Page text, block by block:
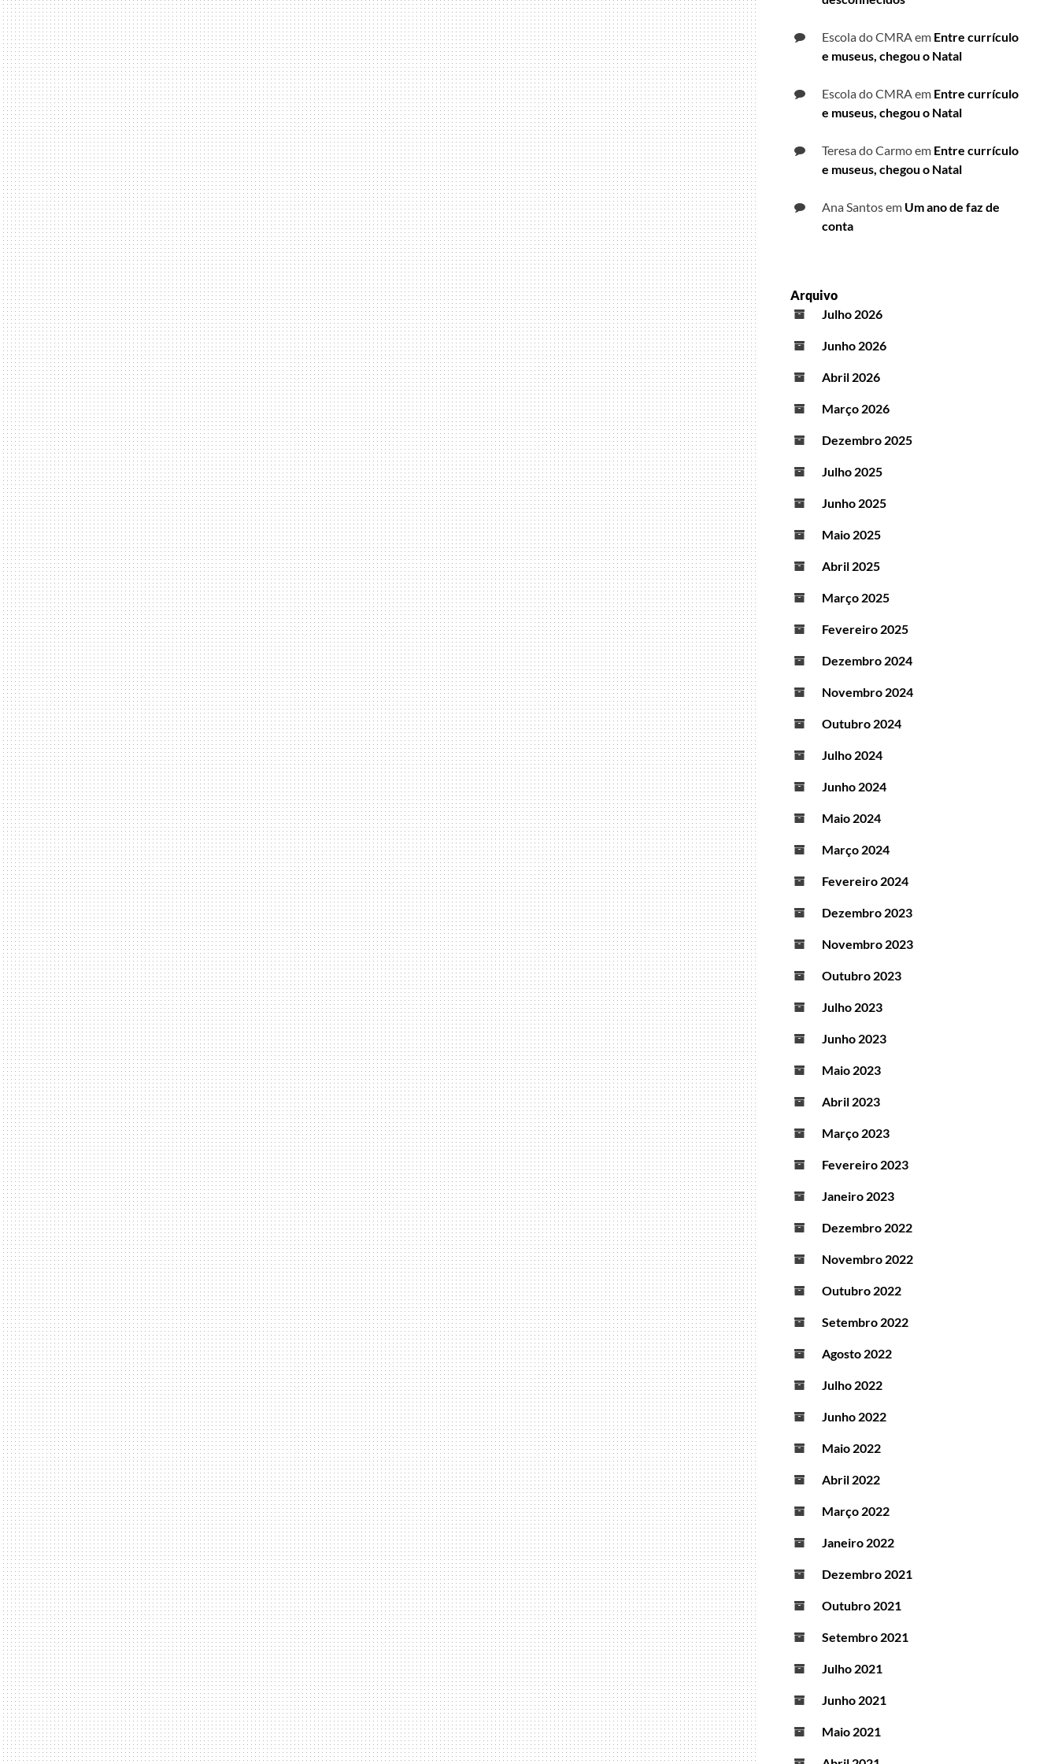
Escola do CMRAem Entre currículo
e museus, chegou o Natal
Escola do CMRAem Entre currículo
e museus, chegou o Natal
Teresa do Carmoem Entre currículo
e museus, chegou o Natal
Ana Santosem Um ano de faz de
conta
Arquivo
Julho 2026
Junho 2026
Abril 2026
Março 2026
Dezembro 2025
Julho 2025
Junho 2025
Maio 2025
Abril 2025
Março 2025
Fevereiro 2025
Dezembro 2024
Novembro 2024
Outubro 2024
Julho 2024
Junho 2024
Maio 2024
Março 2024
Fevereiro 2024
Dezembro 2023
Novembro 2023
Outubro 2023
Julho 2023
Junho 2023
Maio 2023
Abril 2023
Março 2023
Fevereiro 2023
Janeiro 2023
Dezembro 2022
Novembro 2022
Outubro 2022
Setembro 2022
Agosto 2022
Julho 2022
Junho 2022
Maio 2022
Abril 2022
Março 2022
Janeiro 2022
Dezembro 2021
Outubro 2021
Setembro 2021
Julho 2021
Junho 2021
Maio 2021